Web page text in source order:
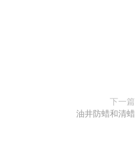
下一篇
油井防蜡和清蜡